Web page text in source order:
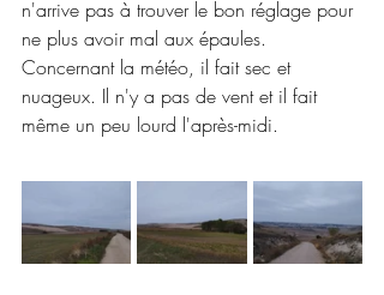
n'arrive pas à trouver le bon réglage pour
ne plus avoir mal aux épaules.
Concernant la météo, il fait sec et
nuageux. Il n'y a pas de vent et il fait
même un peu lourd l'après-midi.